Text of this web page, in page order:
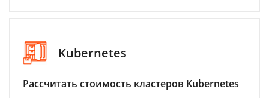
Kubernetes
Рассчитать стоимость кластеров Kubernetes